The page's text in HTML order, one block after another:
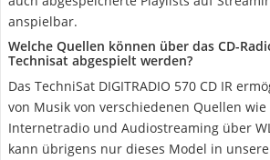
anspielbar.
Welche Quellen können über das CD-
Technisat abgespielt werden?
Das TechniSat DIGITRADIO 570 CD IR
von Musik von verschiedenen Quellen wie
Internetradio und Audiostreaming über
kann übrigens nur dieses Model in